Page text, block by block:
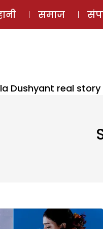
समाज
Dushyant real story